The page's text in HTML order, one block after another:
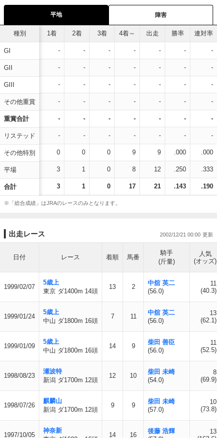
平地 障害
種別
GI
GII
GIII
その他重賞
重賞合計
リステッド
その他特別
平場
合計
1着 2着 3着 4着～ 出走 勝率 連対率
- - - - - - -
- - - - - - -
- - - - - - -
- - - - - - -
- - - - - - -
- - - - - - -
0 0 0 9 9 .000 .000
3 1 0 8 12 .250 .333
3 1 0 17 21 .143 .190
※「総合成績」はJRAのレースのみとなります。
出走レース 2002/12/21 00:00
日付 レース 着順 馬番
騎手
(斤量)
人気
(オッズ)
1999/02/07
5歳上
東京 ダ1400m 14頭
13 2
中舘 英二
(56.0)
11
(40.3)
1999/01/24
5歳上
中山 ダ1800m 16頭
7 11
中舘 英二
(56.0)
13
(62.1)
1999/01/09
5歳上
中山 ダ1800m 16頭
14 9
柴田 善臣
(56.0)
11
(52.5)
1998/08/23
瀬波特
新潟 ダ1700m 12頭
12 10
柴田 未崎
(54.0)
8
(69.9)
1998/07/26
麒麟山
新潟 ダ1700m 12頭
9 9
柴田 未崎
(57.0)
10
(73.8)
1997/10/05
神奈新
14 16
後藤 浩輝
13